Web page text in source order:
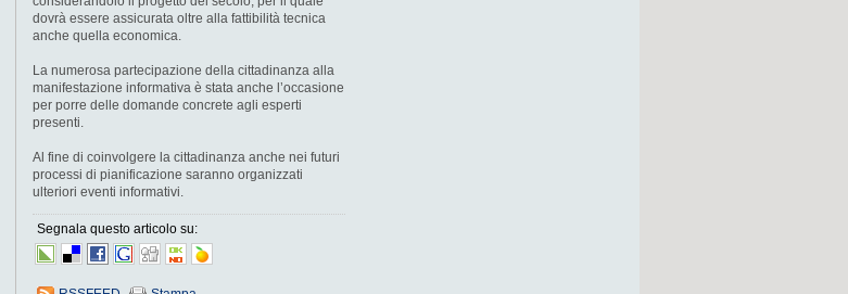
dovrà essere assicurata oltre alla fattibilità tecnica
anche quella economica.
La numerosa partecipazione della cittadinanza alla
manifestazione informativa è stata anche l’occasione
per porre delle domande concrete agli esperti
presenti.
Al fine di coinvolgere la cittadinanza anche nei futuri
processi di pianificazione saranno organizzati
ulteriori eventi informativi.
Segnala questo articolo su: